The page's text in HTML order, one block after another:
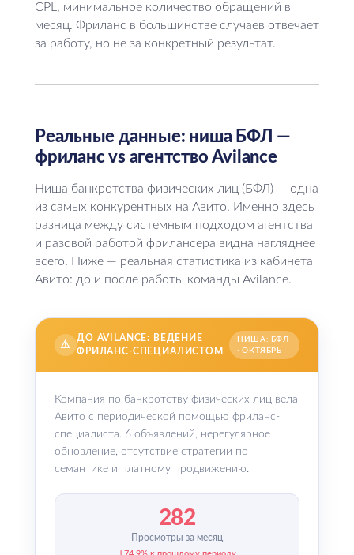
CPL, минимальное количество обращений в
месяц. Фриланс в большинстве случаев отвечает
за работу, но не за конкретный результат.
Реальные данные: ниша БФЛ —
фриланс vs агентство Avilance
Ниша банкротства физических лиц (БФЛ) — одна
из самых конкурентных на Авито. Именно здесь
разница между системным подходом агентства
и разовой работой фрилансера видна нагляднее
всего. Ниже — реальная статистика из кабинета
Авито: до и после работы команды Avilance.
⚠
ДО AVILANCE: ВЕДЕНИЕ
ФРИЛАНС-СПЕЦИАЛИСТОМ
НИША: БФЛ
· ОКТЯБРЬ
Компания по банкротству физических лиц вела
Авито с периодической помощью фриланс-
специалиста. 6 объявлений, нерегулярное
обновление, отсутствие стратегии по
семантике и платному продвижению.
282
Просмотры за месяц